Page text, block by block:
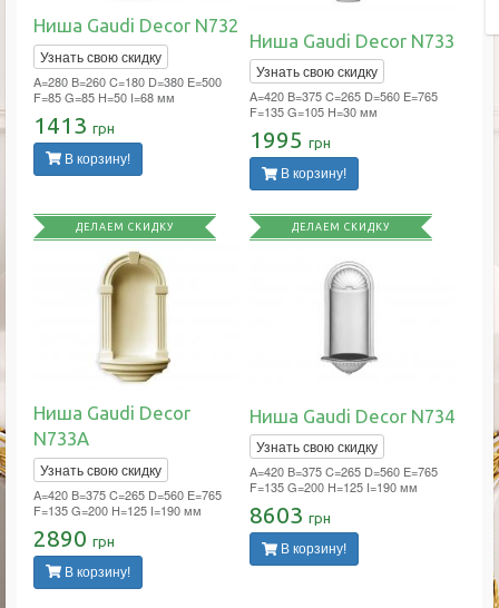
Ниша Gaudi Decor N732
Узнать свою скидку
A=280 B=260 C=180 D=380 E=500
F=85 G=85 H=50 I=68 мм
1413 грн
В корзину!
Ниша Gaudi Decor N733
Узнать свою скидку
A=420 B=375 C=265 D=560 E=765
F=135 G=105 H=30 мм
1995 грн
В корзину!
ДЕЛАЕМ СКИДКУ
Ниша Gaudi Decor
N733A
Узнать свою скидку
A=420 B=375 C=265 D=560 E=765
F=135 G=200 H=125 I=190 мм
2890 грн
В корзину!
ДЕЛАЕМ СКИДКУ
Ниша Gaudi Decor N734
Узнать свою скидку
A=420 B=375 C=265 D=560 E=765
F=135 G=200 H=125 I=190 мм
8603 грн
В корзину!